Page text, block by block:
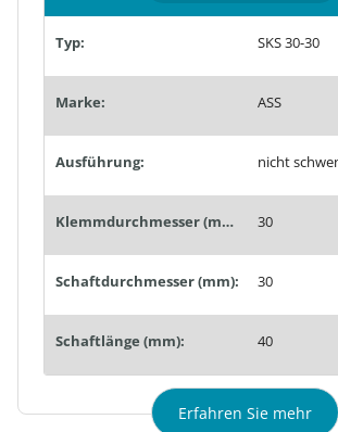
Typ: SKS 30-30
Marke: ASS
Ausführung: nicht
Klemmdurchmesser (mm): 30
Schaftdurchmesser (mm): 30
Schaftlänge (mm): 40
Erfahren Sie mehr